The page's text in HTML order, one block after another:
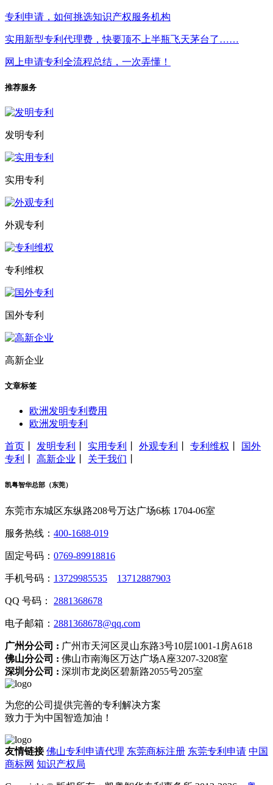
专利申请，如何挑选知识产权服务机构
实用新型专利代理费，快要顶不上半瓶飞天茅台了……
网上申请专利全流程总结，一次弄懂！
推荐服务
发明专利
实用专利
外观专利
专利维权
国外专利
高新企业
文章标签
欧洲发明专利费用
欧洲发明专利
首页 发明专利 实用专利 外观专利 专利维权
国外
专利
高新企业 关于我们
凯粤智华总部（东莞）
东莞市东城区东纵路208号万达广场6栋 1704-06室
服务热线： 400-1688-019
固定号码： 0769-89918816
手机号码： 13729985535 13712887903
QQ 号码： 2881368678
电子邮箱： 2881368678@qq.com
广州分公司 : 广州市天河区灵山东路3号10层1001-1房A618
佛山分公司 : 佛山市南海区万达广场A座3207-3208室
深圳分公司 : 深圳市龙岗区碧新路2055号205室
为您的公司提供完善的专利解决方案
致力于为中国智造加油！
友情链接 佛山专利申请代理 东莞商标注册 东莞专利申请 中国
商标网 知识产权局